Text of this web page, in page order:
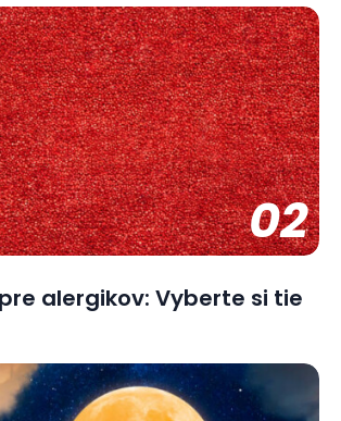
02
alergikov: Vyberte si tie